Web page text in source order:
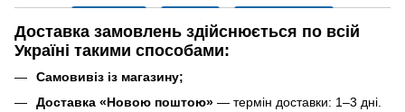
Доставка замовлень здійснюється по всій
Україні такими способами:
Самовивіз із магазину;
Доставка «Новою поштою» — термін доставки: 1–3 дні.